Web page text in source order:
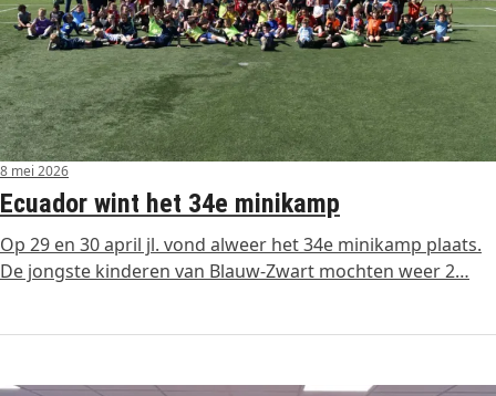
8 mei 2026
Ecuador wint het 34e minikamp
Op 29 en 30 april jl. vond alweer het 34e minikamp plaats.
De jongste kinderen van Blauw-Zwart mochten weer 2…